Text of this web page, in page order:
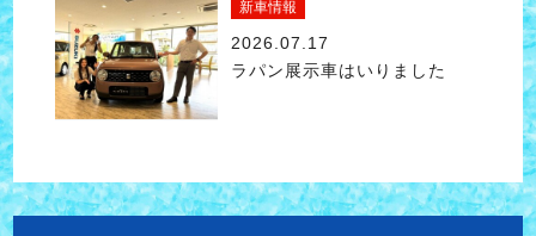
新車情報
2026.07.17
ラパン展示車はいりました